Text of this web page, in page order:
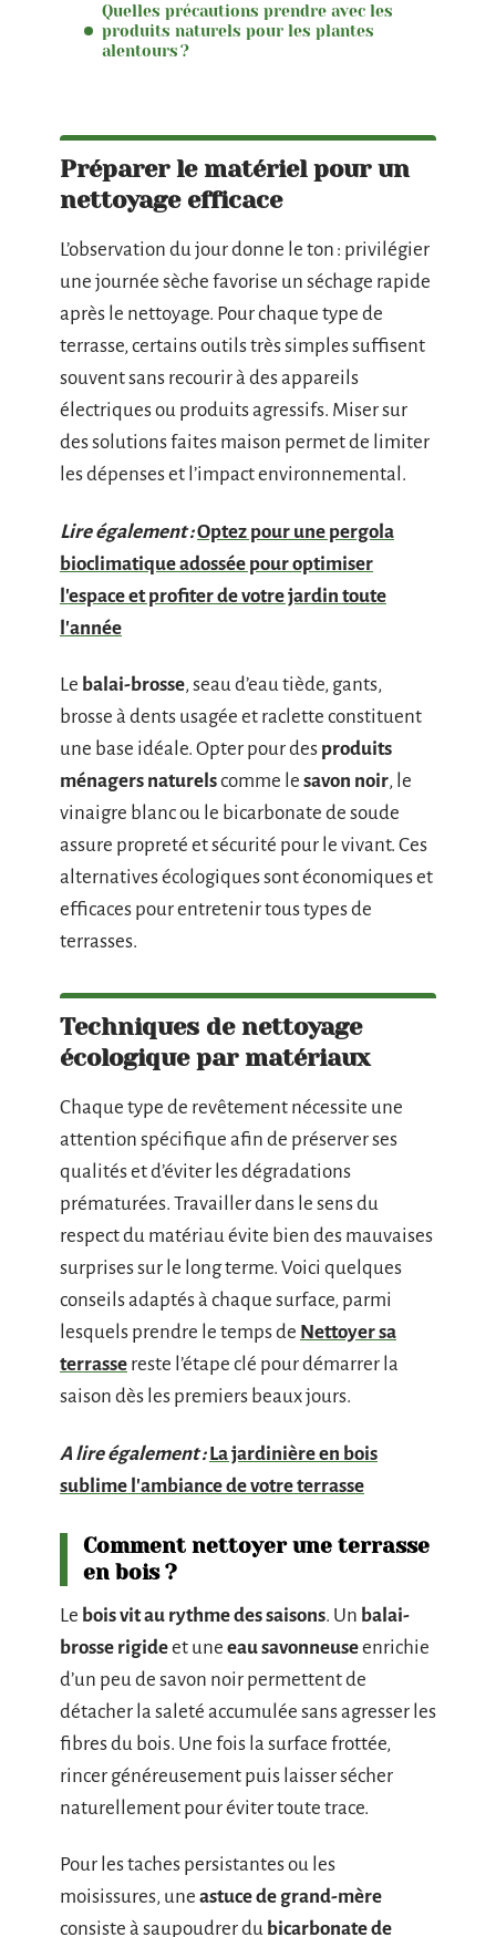
Quelles précautions prendre avec les
produits naturels pour les plantes
alentours ?
Préparer le matériel pour un
nettoyage efficace
L’observation du jour donne le ton : privilégier
une journée sèche favorise un séchage rapide
après le nettoyage. Pour chaque type de
terrasse, certains outils très simples suffisent
souvent sans recourir à des appareils
électriques ou produits agressifs. Miser sur
des solutions faites maison permet de limiter
les dépenses et l’impact environnemental.
Lire également :Optez pour une pergola
bioclimatique adossée pour optimiser
l'espace et profiter de votre jardin toute
l'année
Le balai-brosse, seau d’eau tiède, gants,
brosse à dents usagée et raclette constituent
une base idéale. Opter pour des produits
ménagers naturelscomme le savon noir, le
vinaigre blanc ou le bicarbonate de soude
assure propreté et sécurité pour le vivant. Ces
alternatives écologiques sont économiques et
efficaces pour entretenir tous types de
terrasses.
Techniques de nettoyage
écologique par matériaux
Chaque type de revêtement nécessite une
attention spécifique afin de préserver ses
qualités et d’éviter les dégradations
prématurées. Travailler dans le sens du
respect du matériau évite bien des mauvaises
surprises sur le long terme. Voici quelques
conseils adaptés à chaque surface, parmi
lesquels prendre le temps de Nettoyer sa
terrasse reste l’étape clé pour démarrer la
saison dès les premiers beaux jours.
A lire également : La jardinière en bois
sublime l'ambiance de votre terrasse
Comment nettoyer une terrasse
en bois ?
Le bois vit au rythme des saisons. Un balai-
brosse rigideet une eau savonneuseenrichie
d’un peu de savon noir permettent de
détacher la saleté accumulée sans agresser les
fibres du bois. Une fois la surface frottée,
rincer généreusement puis laisser sécher
naturellement pour éviter toute trace.
Pour les taches persistantes ou les
moisissures, une astuce de grand-mère
consiste à saupoudrer du bicarbonate de